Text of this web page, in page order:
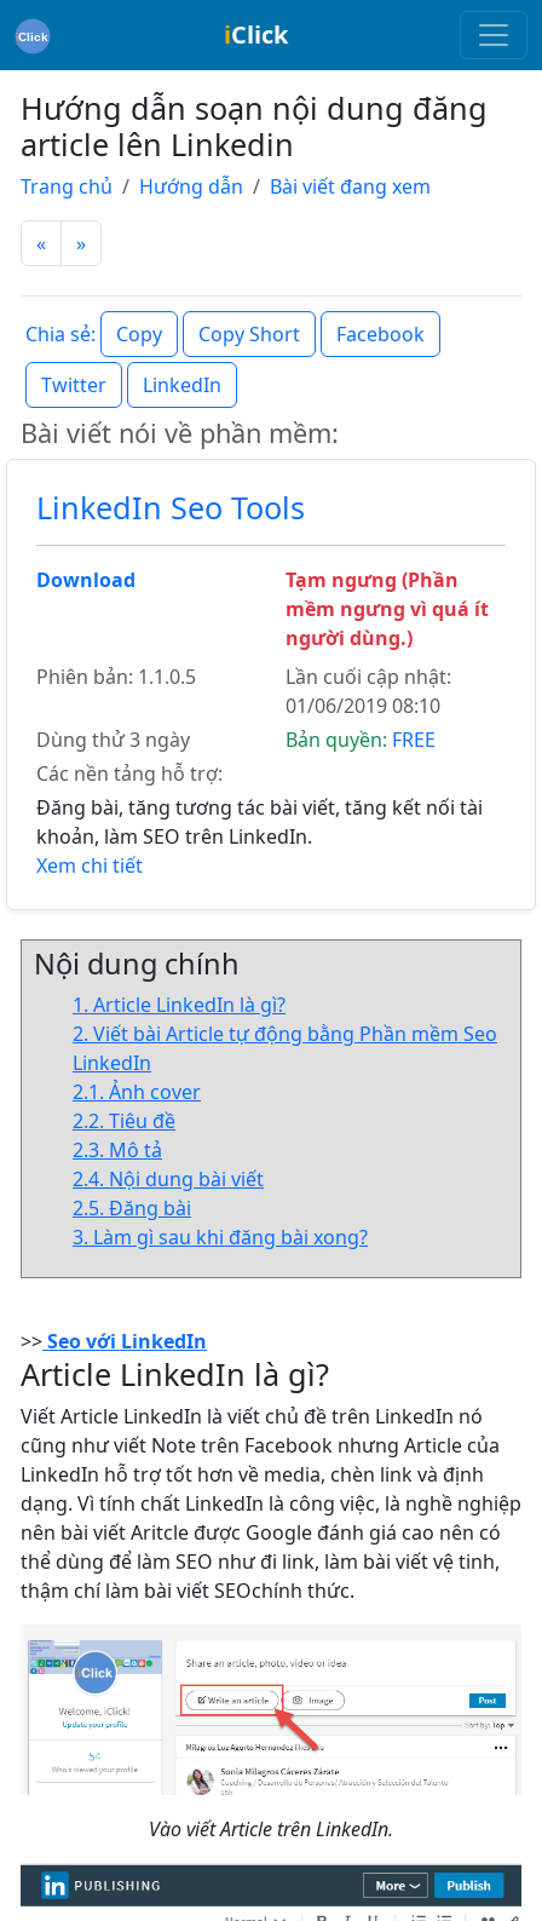
iClick
Hướng dẫn soạn nội dung đăng
article lên Linkedin
Trang chủ Hướng dẫn Bài viết đang xem
« »
Chia sẻ: Copy Copy Short
Facebook
Twitter
LinkedIn
Bài viết nói về phần mềm:
LinkedIn Seo Tools
Download
Tạm ngưng (Phần
mềm ngưng vì quá ít
người dùng.)
Phiên bản: 1.1.0.5
Lần cuối cập nhật:
01/06/2019 08:10
Dùng thử 3 ngày
Bản quyền: FREE
Các nền tảng hỗ trợ:
Đăng bài, tăng tương tác bài viết, tăng kết nối tài
khoản, làm SEO trên LinkedIn.
Xem chi tiết
Nội dung chính
1. Article LinkedIn là gì?
2. Viết bài Article tự động bằng Phần mềm Seo
LinkedIn
2.1. Ảnh cover
2.2. Tiêu đề
2.3. Mô tả
2.4. Nội dung bài viết
2.5. Đăng bài
3. Làm gì sau khi đăng bài xong?
>>Seo với LinkedIn
Article LinkedIn là gì?
Viết Article LinkedIn là viết chủ đề trên LinkedIn nó
cũng như viết Note trên Facebook nhưng Article của
LinkedIn hỗ trợ tốt hơn về media, chèn link và định
dạng. Vì tính chất LinkedIn là công việc, là nghề nghiệp
nên bài viết Aritcle được Google đánh giá cao nên có
thể dùng để làm SEO như đi link, làm bài viết vệ tinh,
thậm chí làm bài viết SEOchính thức.
Vào viết Article trên LinkedIn.